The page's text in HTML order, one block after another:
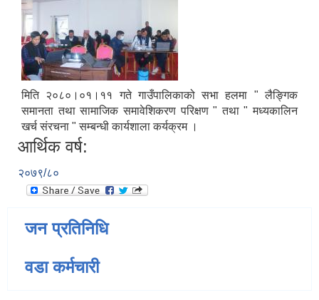
मिति २०८०।०१।११ गते गाउँपालिकाको सभा हलमा " लैङ्गिक
समानता तथा सामाजिक समावेशिकरण परिक्षण " तथा " मध्यकालिन
खर्च संरचना " सम्बन्धी कार्यशाला कर्यक्रम ।
आर्थिक वर्ष:
२०७९/८०
जन प्रतिनिधि
वडा कर्मचारी